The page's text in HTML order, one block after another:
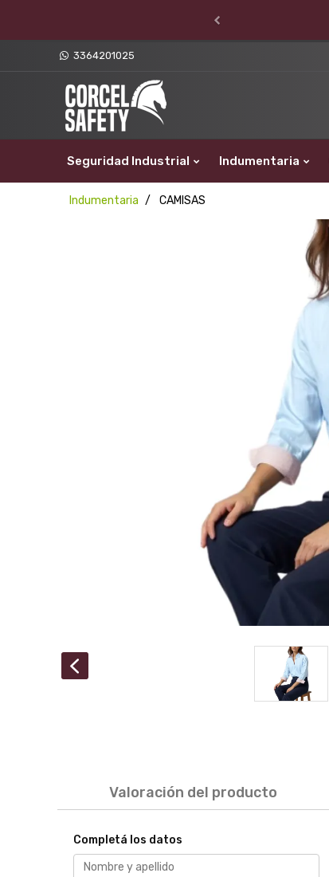
3364201025
Seguridad Industrial Indumentaria
Indumentaria CAMISAS
Valoración del producto
Completá los datos